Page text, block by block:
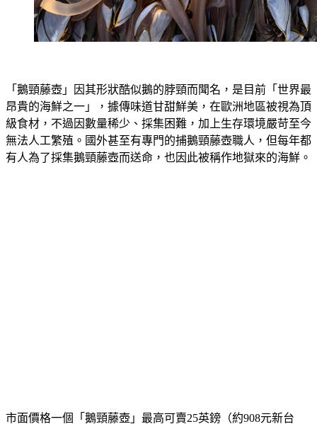
「鵝頸藤壺」因其形狀酷似鵝的脖頸而聞名，是目前「世界最
昂貴的海鮮之一」，據傳味道甘甜鮮美，在歐洲地區被視為頂
級食材，不過因數量稀少、採集困難，加上生存環境嚴苛至今
無法人工繁殖。國外甚至有專門的捕鵝頸藤壺職人，但每年都